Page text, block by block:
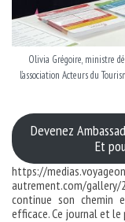
Olivia Grégoire, ministre
l’association Acteurs du
Devenez
Et
https://
autrement.com/
continue son chemin
efficace. Ce journal et le